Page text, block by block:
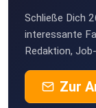
Schließe Dich
interessante
Redaktion,
Zur